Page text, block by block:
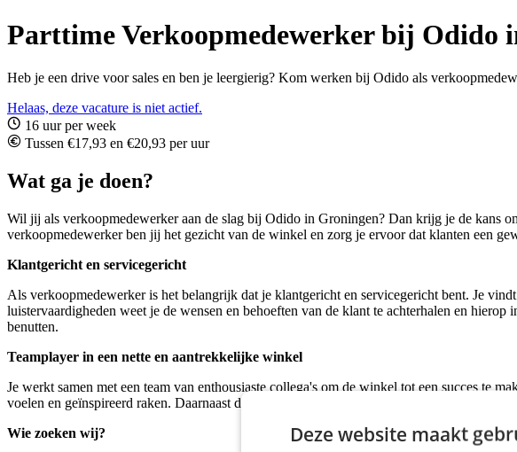
Parttime Verkoopmedewerker bij Odido
Heb je een drive voor sales en ben je leergierig? Kom werken bij Odido als
Helaas, deze vacature is niet actief.
16 uur per week
Tussen €17,93 en €20,93 per uur
Wat ga je doen?
Wil jij als verkoopmedewerker aan de slag bij Odido in Groningen? Dan krijg je de kans
verkoopmedewerker ben jij het gezicht van de winkel en zorg je ervoor dat klanten een
Klantgericht en servicegericht
Als verkoopmedewerker is het belangrijk dat je klantgericht en servicegericht bent. Je
luistervaardigheden weet je de wensen en behoeften van de klant te achterhalen en
benutten.
Teamplayer in een nette en aantrekkelijke winkel
Je werkt samen met een team van enthousiaste collega's om de winkel tot een succes te
voelen en geïnspireerd raken. Daarnaast draag je bij aan de klachtenafhandeling en
Wie zoeken wij?
Deze website maakt